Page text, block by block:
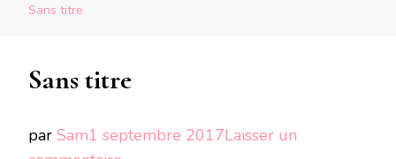
Sans titre
Sans titre
par Sam1 septembre 2017Laisser un